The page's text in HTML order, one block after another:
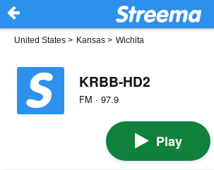
United States > Kansas > Wichita
KRBB-HD2
FM · 97.9
Play